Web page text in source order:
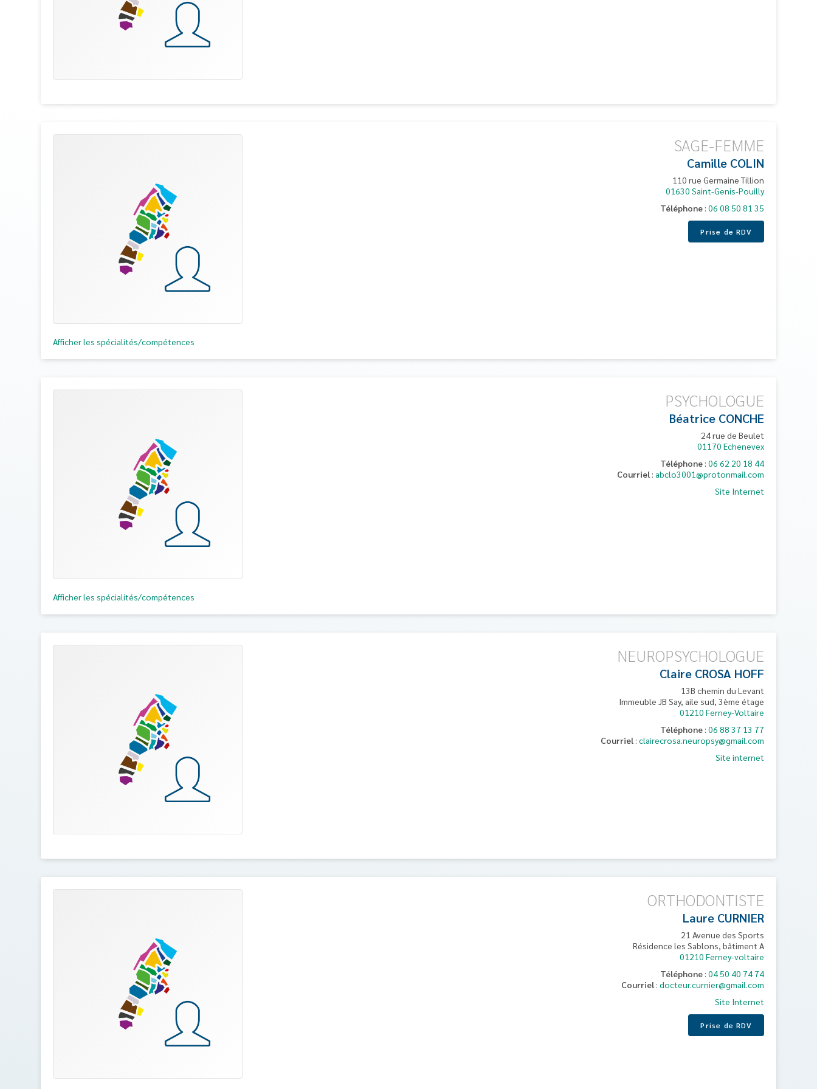
SAGE-FEMME
Camille COLIN
110 rue Germaine Tillion
01630 Saint-Genis-Pouilly
Téléphone : 06 08 50 81 35
Prise de RDV
Afficher les spécialités/compétences
PSYCHOLOGUE
Béatrice CONCHE
24 rue de Beulet
01170 Echenevex
Téléphone : 06 62 20 18 44
Courriel : abclo3001@protonmail.com
Site Internet
Afficher les spécialités/compétences
NEUROPSYCHOLOGUE
Claire CROSA HOFF
13B chemin du Levant
Immeuble JB Say, aile sud, 3ème étage
01210 Ferney-Voltaire
Téléphone : 06 88 37 13 77
Courriel : clairecrosa.neuropsy@gmail.com
Site internet
ORTHODONTISTE
Laure CURNIER
21 Avenue des Sports
Résidence les Sablons, bâtiment A
01210 Ferney-voltaire
Téléphone : 04 50 40 74 74
Courriel : docteur.curnier@gmail.com
Site Internet
Prise de RDV